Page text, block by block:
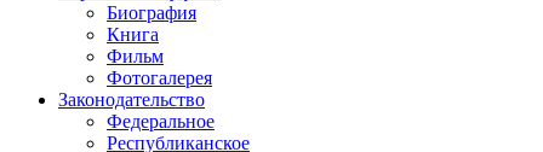
Биография
Книга
Фильм
Фотогалерея
Законодательство
Федеральное
Республиканское